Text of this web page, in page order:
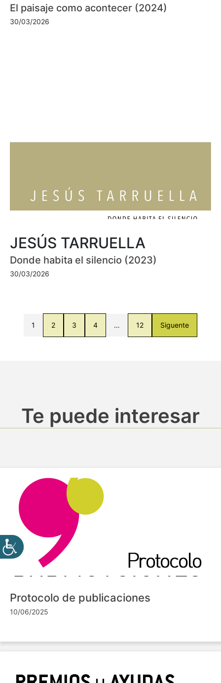
El paisaje como acontecer (2024)
30/03/2026
JESÚS TARRUELLA
Donde habita el silencio (2023)
30/03/2026
1 2 3 4 … 12 Siguente
Te puede interesar
Protocolo de publicaciones
10/06/2025